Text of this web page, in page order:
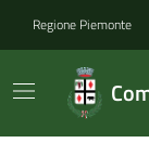
Regione Piemonte